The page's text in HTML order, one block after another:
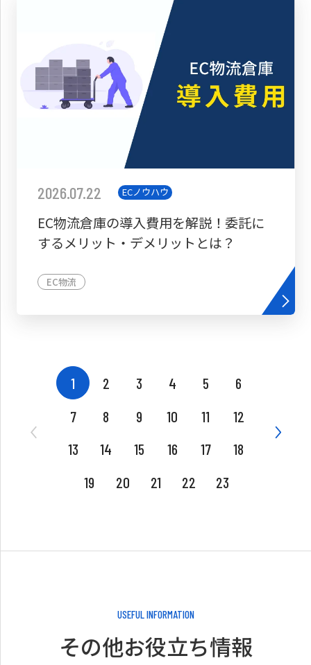
2026.07.22 ECノウハウ
EC物流倉庫の導入費用を解説！委託に
するメリット・デメリットとは？
EC物流
1 2 3 4 5
6
7
8 9 10 11
12
13
14 15 16 17
18
19
20 21 22 23
USEFUL INFORMATION
その他お役立ち情報